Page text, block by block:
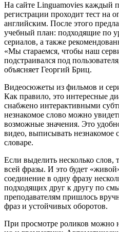
На сайте Linguamovies каждый
регистрации проходит тест на
английским. После этого
учебный план: подходящие по
сериалов, а также
«Мы стараемся, чтобы наш
подстраивался под
объясняет Георгий Бриц.
Видеосюжеты из фильмов и
Как правило, это интересные
снабжено интерактивными
незнакомое слово можно
возможные значения. Это
видео, выписывать незнакомое
словаре.
Если выделить несколько слов,
всей фразы. И это будет
соединение в одну фразу
подходящих друг к другу по
преподавателям пришлось
фраз и устойчивых оборотов.
При просмотре роликов можно